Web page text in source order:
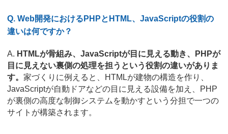
Q. Web開発におけるPHPとHTML、JavaScriptの役割の
違いは何ですか？
A. HTMLが骨組み、JavaScriptが目に見える動き、PHPが
目に見えない裏側の処理を担うという役割の違いがありま
す。 家づくりに例えると、HTMLが建物の構造を作り、
JavaScriptが自動ドアなどの目に見える設備を加え、PHP
が裏側の高度な制御システムを動かすという分担で一つの
サイトが構築されます。